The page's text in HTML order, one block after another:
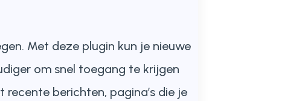
Met deze plugin kun je nieuwe
om snel toegang te krijgen
berichten, pagina’s die je